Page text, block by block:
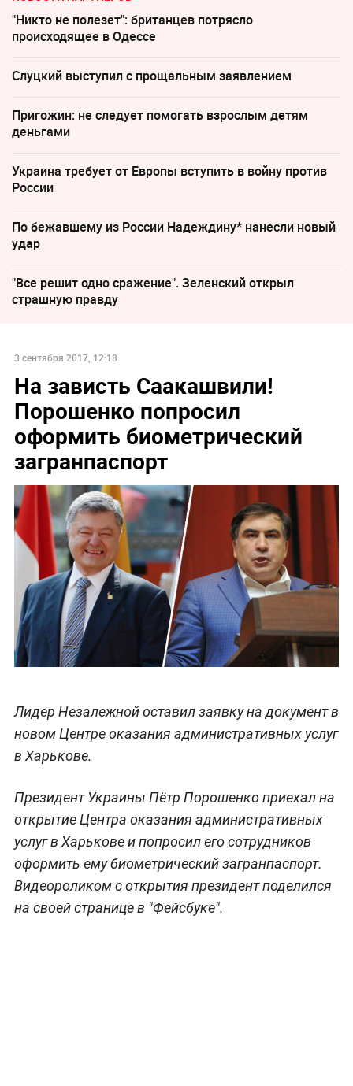
"Никто не полезет": британцев потрясло
происходящее в Одессе
Слуцкий выступил с прощальным заявлением
Пригожин: не следует помогать взрослым детям
деньгами
Украина требует от Европы вступить в войну против
России
По бежавшему из России Надеждину* нанесли новый
удар
"Все решит одно сражение". Зеленский открыл
страшную правду
3 сентября 2017, 12:18
На зависть Саакашвили!
Порошенко попросил
оформить биометрический
загранпаспорт
Лидер Незалежной оставил заявку на документ в
новом Центре оказания административных услуг
в Харькове.
Президент Украины Пётр Порошенко приехал на
открытие Центра оказания административных
услуг в Харькове и попросил его сотрудников
оформить ему биометрический загранпаспорт.
Видеороликом с открытия президент поделился
на своей странице в "Фейсбуке".